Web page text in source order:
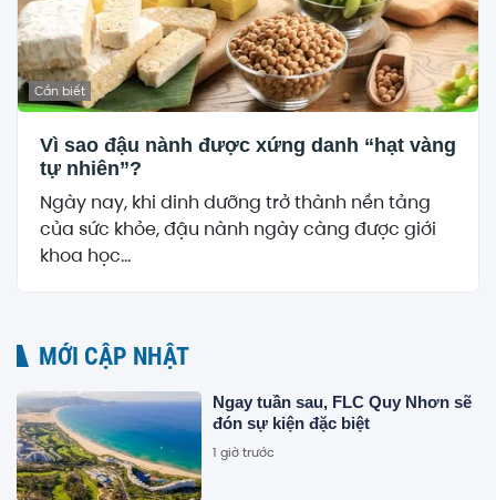
Cần biết
Vì sao đậu nành được xứng danh “hạt vàng
tự nhiên”?
Ngày nay, khi dinh dưỡng trở thành nền tảng
của sức khỏe, đậu nành ngày càng được giới
khoa học...
MỚI CẬP NHẬT
Ngay tuần sau, FLC Quy Nhơn sẽ
đón sự kiện đặc biệt
1 giờ trước